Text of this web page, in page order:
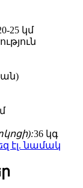
25 կմ
36 կգ
էլ. նամակ